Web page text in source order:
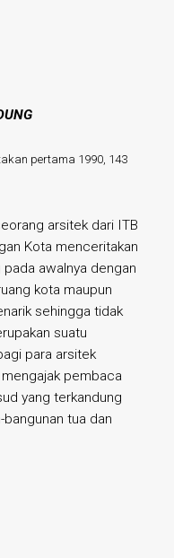
pertama 1990, 143
arsitek dari ITB
Kota menceritakan
awalnya dengan
kota maupun
sehingga tidak
suatu
para arsitek
pembaca
yang terkandung
bangunan tua dan